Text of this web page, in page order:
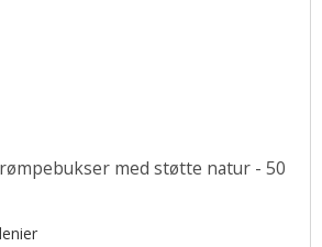
med støtte natur - 50